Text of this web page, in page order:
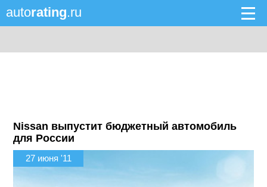
autorating.ru
Nissan выпустит бюджетный автомобиль
для России
27 июня '11